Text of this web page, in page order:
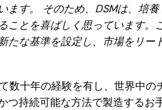
ます。 そのため、DSMは、培
ことを喜ばしく思っています。
たな基準を設定し、市場をリー
数十年の経験を有し、世界中
つ持続可能な方法で製造するお